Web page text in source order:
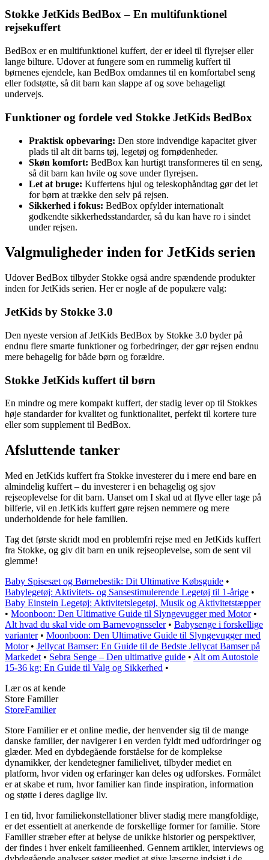
Stokke JetKids BedBox – En multifunktionel
rejsekuffert
BedBox er en multifunktionel kuffert, der er ideel til flyrejser eller
lange bilture. Udover at fungere som en rummelig kuffert til
børnenes ejendele, kan BedBox omdannes til en komfortabel seng
eller fodstøtte, så dit barn kan slappe af og sove behageligt
undervejs.
Funktioner og fordele ved Stokke JetKids BedBox
Praktisk opbevaring: Den store indvendige kapacitet giver
plads til alt dit barns tøj, legetøj og fornødenheder.
Skøn komfort: BedBox kan hurtigt transformeres til en seng,
så dit barn kan hvile og sove under flyrejsen.
Let at bruge: Kuffertens hjul og teleskophåndtag gør det let
for børn at trække den selv på rejsen.
Sikkerhed i fokus: BedBox opfylder internationalt
godkendte sikkerhedsstandarder, så du kan have ro i sindet
under rejsen.
Valgmuligheder inden for JetKids serien
Udover BedBox tilbyder Stokke også andre spændende produkter
inden for JetKids serien. Her er nogle af de populære valg:
JetKids by Stokke 3.0
Den nyeste version af JetKids BedBox by Stokke 3.0 byder på
endnu flere smarte funktioner og forbedringer, der gør rejsen endnu
mere behagelig for både børn og forældre.
Stokke JetKids kuffert til børn
En mindre og mere kompakt kuffert, der stadig lever op til Stokkes
høje standarder for kvalitet og funktionalitet, perfekt til kortere ture
eller som supplement til BedBox.
Afsluttende tanker
Med en JetKids kuffert fra Stokke investerer du i mere end bare en
almindelig kuffert – du investerer i en behagelig og sjov
rejseoplevelse for dit barn. Uanset om I skal ud at flyve eller tage på
bilferie, vil en JetKids kuffert gøre rejsen nemmere og mere
underholdende for hele familien.
Tag det første skridt mod en problemfri rejse med en JetKids kuffert
fra Stokke, og giv dit barn en unik rejseoplevelse, som de sent vil
glemme!
Baby Spisesæt og Børnebestik: Dit Ultimative Købsguide •
Babylegetøj: Aktivitets- og Sansestimulerende Legetøj til 1-årige •
Baby Einstein Legetøj: Aktivitetslegetøj, Musik og Aktivitetstæpper
• Moonboon: Den Ultimative Guide til Slyngevugger med Motor•
Alt hvad du skal vide om Barnevognsseler• Babysenge i forskellige
varianter• Moonboon: Den Ultimative Guide til Slyngevugger med
Motor• Jellycat Bamser: En Guide til de Bedste Jellycat Bamser på
Markedet • Sebra Senge – Den ultimative guide • Alt om Autostole
15-36 kg: En Guide til Valg og Sikkerhed •
Lær os at kende
Store Familier
StoreFamilier
Store Familier er et online medie, der henvender sig til de mange
danske familier, der navigerer i en verden fyldt med udfordringer og
glæder. Med en dybdegående forståelse for de komplekse
dynamikker, der kendetegner familielivet, tilbyder mediet en
platform, hvor viden og erfaringer kan deles og udforskes. Formålet
er at skabe et rum, hvor familier kan finde inspiration, information
og støtte i deres daglige liv.
I en tid, hvor familiekonstellationer bliver stadig mere mangfoldige,
er det essentielt at anerkende de forskellige former for familie. Store
Familier stræber efter at belyse de unikke historier og perspektiver,
der findes i hver enkelt familieenhed. Gennem artikler, interviews og